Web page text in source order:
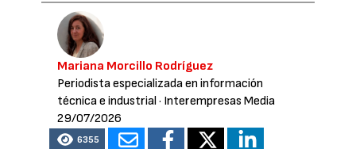
Mariana Morcillo Rodríguez
Periodista especializada en información
técnica e industrial· Interempresas Media
29/07/2026
6355